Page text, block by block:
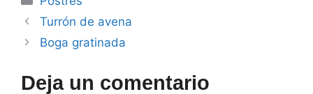
Turrón de avena
Boga gratinada
Deja un comentario